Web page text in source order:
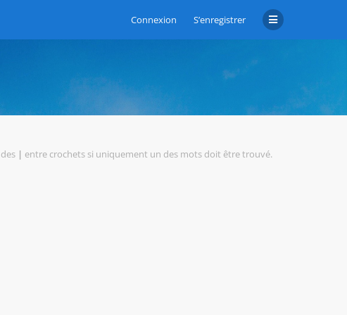
Connexion S’enregistrer
| entre crochets si uniquement un des mots doit être trouvé.